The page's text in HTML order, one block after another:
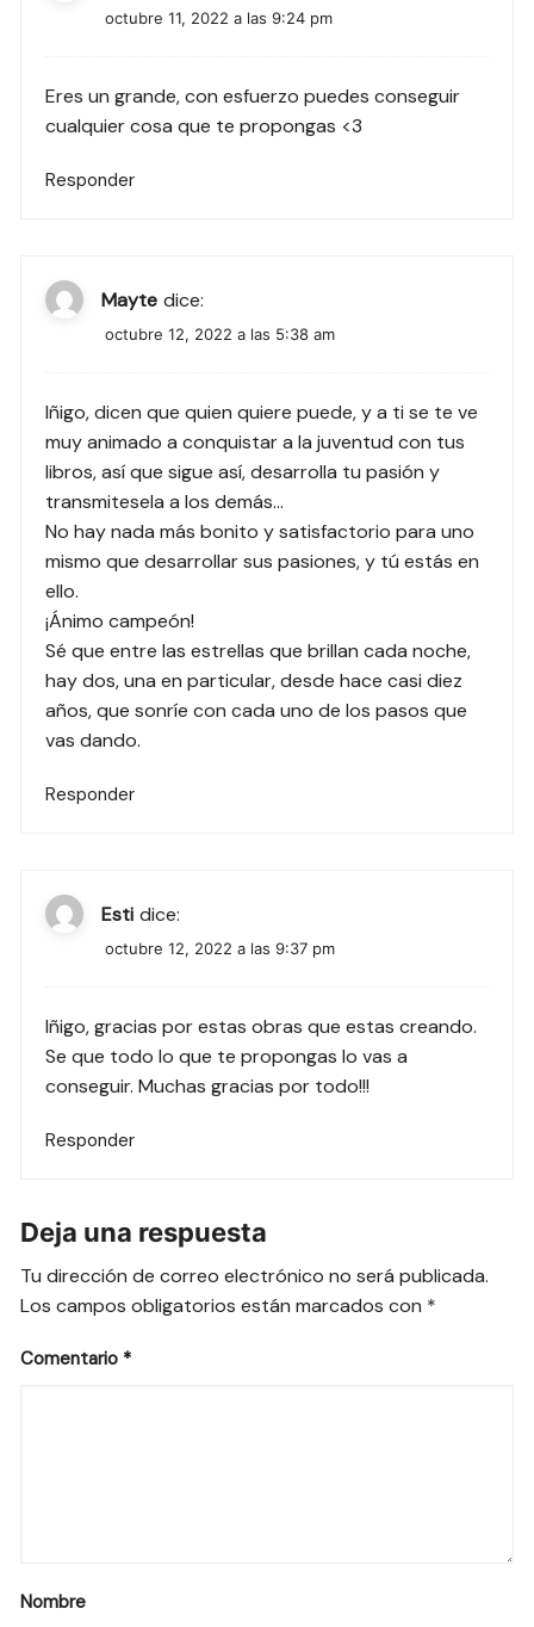
octubre 11, 2022 a las 9:24 pm
Eres un grande, con esfuerzo puedes conseguir
cualquier cosa que te propongas <3
Responder
Mayte dice:
octubre 12, 2022 a las 5:38 am
Iñigo, dicen que quien quiere puede, y a ti se te ve
muy animado a conquistar a la juventud con tus
libros, así que sigue así, desarrolla tu pasión y
transmitesela a los demás…
No hay nada más bonito y satisfactorio para uno
mismo que desarrollar sus pasiones, y tú estás en
ello.
¡Ánimo campeón!
Sé que entre las estrellas que brillan cada noche,
hay dos, una en particular, desde hace casi diez
años, que sonríe con cada uno de los pasos que
vas dando.
Responder
Esti dice:
octubre 12, 2022 a las 9:37 pm
Iñigo, gracias por estas obras que estas creando.
Se que todo lo que te propongas lo vas a
conseguir. Muchas gracias por todo!!!
Responder
Deja una respuesta
Tu dirección de correo electrónico no será publicada.
Los campos obligatorios están marcados con *
Comentario *
Nombre